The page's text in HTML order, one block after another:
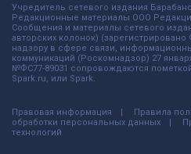
Учредитель сетевого издания
Редакционные материалы ООО
Сообщения и материалы сетевого
авторских колонок)
надзору в сфере связи,
коммуникаций (Роскомнадзор) 27
№ФС77-89031 сопровождаются
Spark.ru, или Spark.
Правовая информация Правила
обработки персональных данных
технологий